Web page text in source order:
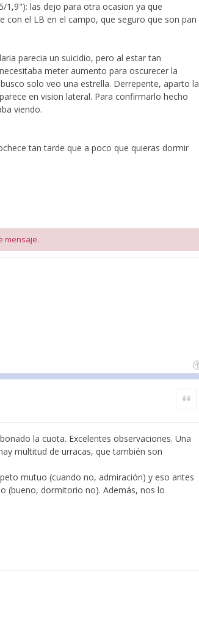
1,9"): las dejo para otra ocasion ya que
el LB en el campo, que seguro que son pan
parecia un suicidio, pero al estar tan
meter aumento para oscurecer la
solo veo una estrella. Derrepente, aparto la
en vision lateral. Para confirmarlo hecho
viendo.
tan tarde que a poco que quieras dormir
mensaje.
Citar
la cuota. Excelentes observaciones. Una
multitud de urracas, que también son
mutuo (cuando no, admiración) y eso antes
(bueno, dormitorio no). Además, nos lo